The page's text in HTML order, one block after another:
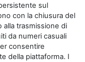
sul
con la chiusura del
trasmissione di
da numeri casuali
consentire
della piattaforma. I